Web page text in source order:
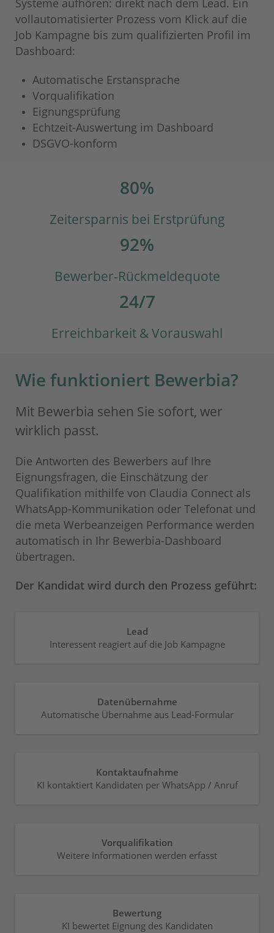
vollautomatisierter Prozess vom Klick auf die
Job Kampagne bis zum qualifizierten Profil im
Dashboard:
Automatische Erstansprache
Vorqualifikation
Eignungsprüfung
Echtzeit-Auswertung im Dashboard
DSGVO-konform
80%
Zeitersparnis bei Erstprüfung
92%
Bewerber-Rückmeldequote
24/7
Erreichbarkeit & Vorauswahl
Wie funktioniert Bewerbia?
Mit Bewerbia sehen Sie sofort, wer
wirklich passt.
Die Antworten des Bewerbers auf Ihre
Eignungsfragen, die Einschätzung der
Qualifikation mithilfe von Claudia Connect als
WhatsApp-Kommunikation oder Telefonat und
die meta Werbeanzeigen Performance werden
automatisch in Ihr Bewerbia-Dashboard
übertragen.
Der Kandidat wird durch den Prozess geführt:
Lead
Interessent reagiert auf die Job Kampagne
Datenübernahme
Automatische Übernahme aus Lead-Formular
Kontaktaufnahme
KI kontaktiert Kandidaten per WhatsApp / Anruf
Vorqualifikation
Weitere Informationen werden erfasst
Bewertung
KI bewertet Eignung des Kandidaten